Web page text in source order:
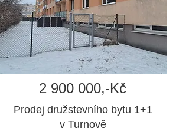
2 900 000,-Kč
Prodej družstevního bytu 1+1
v Turnově